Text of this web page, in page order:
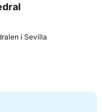
i Sevilla